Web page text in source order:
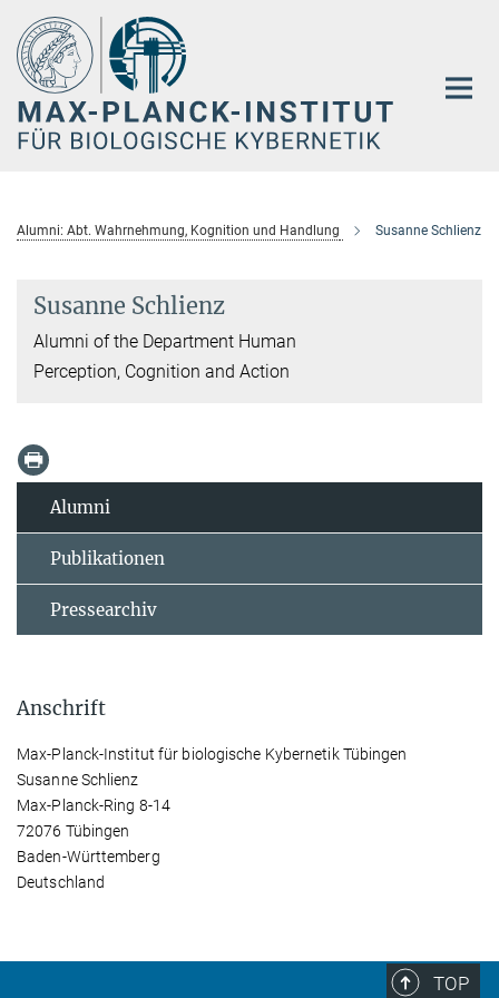
Hauptinhalt
Alumni: Abt. Wahrnehmung, Kognition und Handlung Susanne Schlienz
Susanne Schlienz
Alumni of the Department Human
Perception, Cognition and Action
Alumni
Publikationen
Pressearchiv
Anschrift
Max-Planck-Institut für biologische Kybernetik Tübingen
Susanne Schlienz
Max-Planck-Ring 8-14
72076 Tübingen
Baden-Württemberg
Deutschland
TOP